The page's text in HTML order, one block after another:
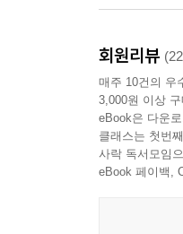
홈스토랑을 오
회원리뷰
매주 10건의 우
3,000원 이상
eBook은 다운
클래스는 첫번
사락 독서모임
eBook 페이백,